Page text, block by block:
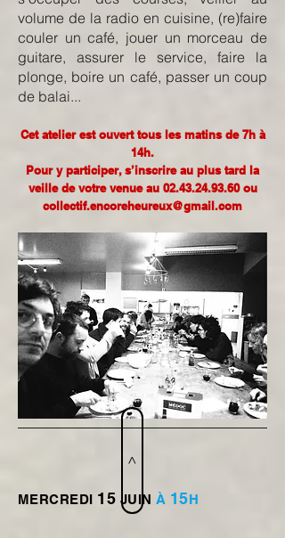
volume de la radio en cuisine, (re)faire
couler un café, jouer un morceau de
guitare, assurer le service, faire la
plonge, boire un café, passer un coup
de balai...
Cet atelier est ouvert tous les matins de 7h à
14h.
Pour y participer, s’inscrire au plus tard la
veille de votre venue au 02.43.24.93.60 ou
collectif.encoreheureux@gmail.com
>
MERCREDI 15 JUIN À 15H